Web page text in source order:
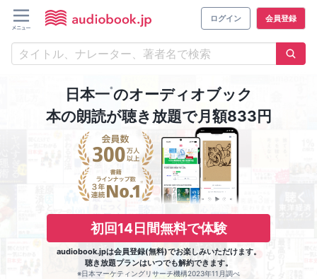
ログイン 会員登録
日本一※のオーディオブック
本の朗読が聴き放題で月額833円
初回14日間無料で体験
audiobook.jpは会員登録(無料)でお楽しみいただけます。
聴き放題プランはいつでも解約できます。
※日本マーケティングリサーチ機構2023年11月調べ